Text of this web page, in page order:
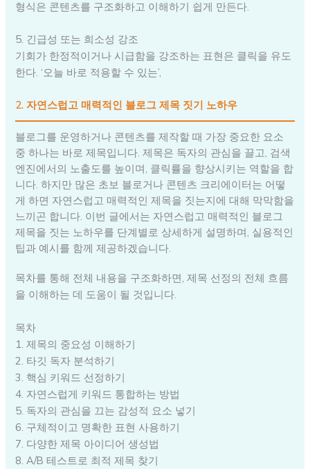
형식은 콘텐츠를 구조화하고 이해하기 쉽게 만든다.
5. 긴급성 또는 희소성 강조
기회가 한정적이거나 시급함을 강조하는 표현은 클릭을 유도
한다. ‘오늘 바로 적용할 수 있는’,
2. 자연스럽고 매력적인 블로그 제목 짓기 노하우
블로그를 운영하거나 콘텐츠를 제작할 때 가장 중요한 요소
중 하나는 바로 제목입니다. 제목은 독자의 관심을 끌고, 검색
엔진에서의 노출도를 높이며, 클릭률을 향상시키는 역할을 합
니다. 하지만 많은 초보 블로거나 콘텐츠 크리에이터는 어떻
게 하면 자연스럽고 매력적인 제목을 짓는지에 대해 막막함을
느끼곤 합니다. 이번 글에서는 자연스럽고 매력적인 블로그
제목을 짓는 노하우를 단계별로 상세하게 설명하며, 실용적인
팁과 예시를 함께 제공하겠습니다.
목차를 통해 전체 내용을 구조화하면, 제목 선정의 전체 흐름
을 이해하는 데 도움이 될 것입니다.
목차
1. 제목의 중요성 이해하기
2. 타깃 독자 분석하기
3. 핵심 키워드 선정하기
4. 자연스럽게 키워드 통합하는 방법
5. 독자의 관심을 끄는 감성적 요소 넣기
6. 구체적이고 명확한 표현 사용하기
7. 다양한 제목 아이디어 생성법
8. A/B 테스트로 최적 제목 찾기